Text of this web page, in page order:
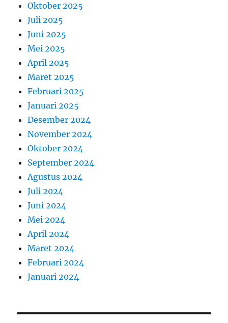
Oktober 2025
Juli 2025
Juni 2025
Mei 2025
April 2025
Maret 2025
Februari 2025
Januari 2025
Desember 2024
November 2024
Oktober 2024
September 2024
Agustus 2024
Juli 2024
Juni 2024
Mei 2024
April 2024
Maret 2024
Februari 2024
Januari 2024